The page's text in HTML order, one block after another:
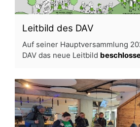
⁠Leitbild des DAV
⁠Auf seiner Hauptversammlung
DAV das neue Leitbild